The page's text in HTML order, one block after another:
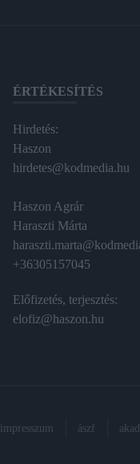
ÉRTÉKESÍTÉS
Hirdetés:
Haszon
hirdetes@kodmedia.hu
Haszon Agrár
Haraszti Márta
+36305157045
Előfizetés, terjesztés:
elofiz@haszon.hu
impresszum ászf